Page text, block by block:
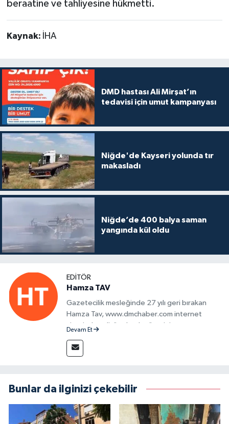
beraatine ve tahliyesine hükmetti.
Kaynak: İHA
DMD hastası Ali Mirşat’ın
tedavisi için umut kampanyası
Niğde'de Kayseri yolunda tır
makasladı
Niğde’de 400 balya saman
yangında kül oldu
EDITÖR
Hamza TAV
Gazetecilik mesleğinde 27 yılı geri bırakan
Hamza Tav, www.dmchaber.com internet
sitesinde editör olarak görevini
Devam Et
Bunlar da ilginizi çekebilir